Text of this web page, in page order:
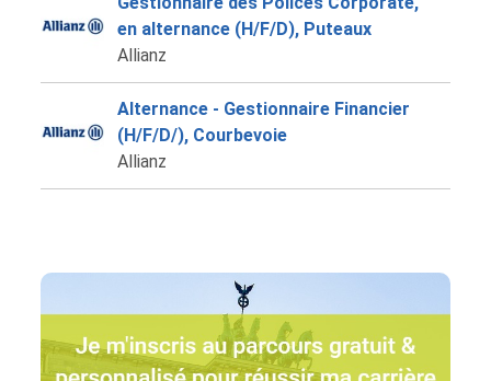
en alternance (H/F/D), Puteaux
Allianz
Alternance - Gestionnaire Financier
(H/F/D/), Courbevoie
Allianz